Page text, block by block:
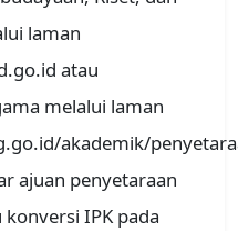
laman
atau
melalui laman
akademik/
ajuan penyetaraan
konversi IPK pada